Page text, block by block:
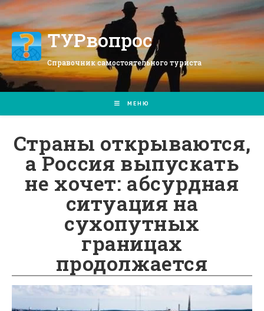
Перейти
к
содержимомуТУРвопрос
Справочник самостоятельного туриста
МЕНЮ
Страны открываются,
а Россия выпускать
не хочет: абсурдная
ситуация на
сухопутных
границах
продолжается